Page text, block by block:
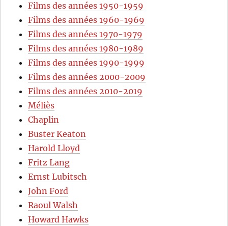
Films des années 1950-1959
Films des années 1960-1969
Films des années 1970-1979
Films des années 1980-1989
Films des années 1990-1999
Films des années 2000-2009
Films des années 2010-2019
Méliès
Chaplin
Buster Keaton
Harold Lloyd
Fritz Lang
Ernst Lubitsch
John Ford
Raoul Walsh
Howard Hawks